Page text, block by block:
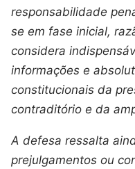
responsabilidade
se em fase inicial,
considera
informações e
constitucionais da
contraditório e da
A defesa ressalta
prejulgamentos ou